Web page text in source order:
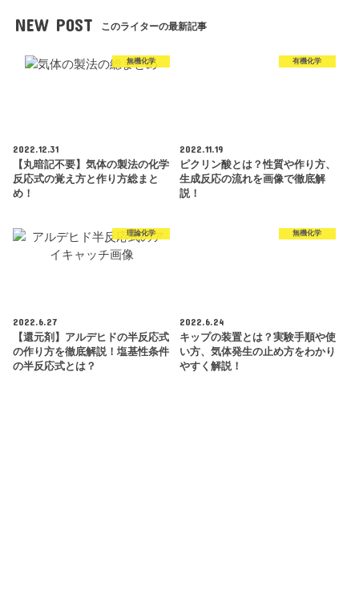
NEW POST このライターの最新記事
無機化学
2022.12.31
【丸暗記不要】気体の製法の化学
反応式の覚え方と作り方総まと
め！
有機化学
2022.11.19
ピクリン酸とは？性質や作り方、
生成反応の流れを画像で徹底解
説！
理論化学
2022.6.27
【還元剤】アルデヒドの半反応式
の作り方を徹底解説！塩基性条件
の半反応式とは？
無機化学
2022.6.24
キップの装置とは？実験手順や使
い方、気体発生の止め方をわかり
やすく解説！